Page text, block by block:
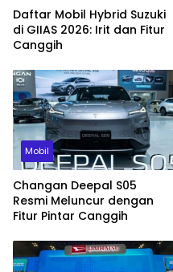
Daftar Mobil Hybrid Suzuki
di GIIAS 2026: Irit dan Fitur
Canggih
Mobil
Changan Deepal S05
Resmi Meluncur dengan
Fitur Pintar Canggih